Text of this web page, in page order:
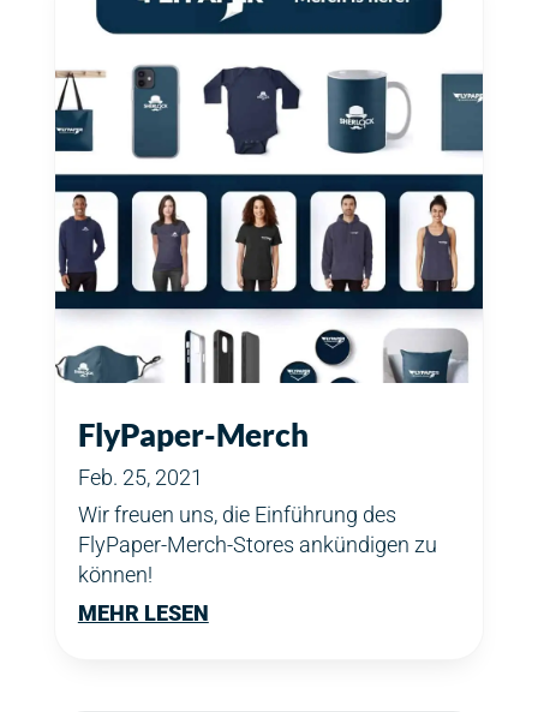
FlyPaper-Merch
Feb. 25, 2021
Wir freuen uns, die Einführung des
FlyPaper-Merch-Stores ankündigen zu
können!
MEHR LESEN